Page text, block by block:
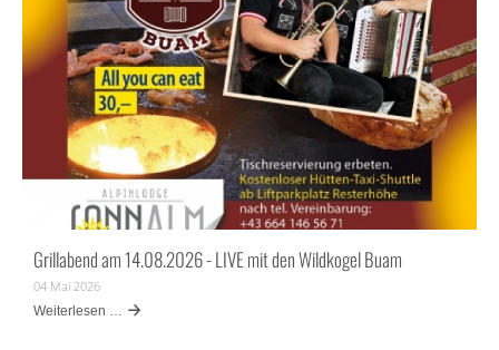
Grillabend am 14.08.2026 - LIVE mit den Wildkogel Buam
04 Mai 2026
Weiterlesen …